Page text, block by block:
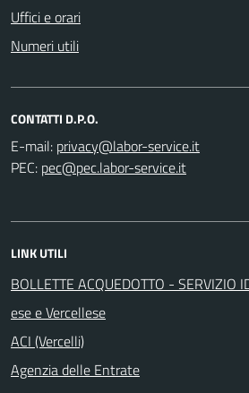
Uffici e orari
Numeri utili
CONTATTI D.P.O.
E-mail:
PEC:
LINK UTILI
BOLLETTE ACQUEDOTTO - SERVIZIO
ese e Vercellese
ACI (Vercelli)
Agenzia delle Entrate